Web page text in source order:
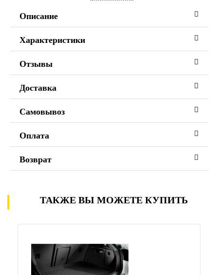
Описание
Характеристики
Отзывы
Доставка
Самовывоз
Оплата
Возврат
ТАКЖЕ ВЫ МОЖЕТЕ КУПИТЬ